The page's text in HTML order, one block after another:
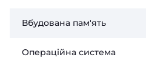
Вбудована пам'ять
Операційна система